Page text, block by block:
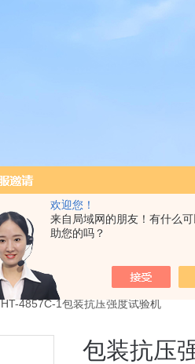
欢迎您！
来自局域网的朋友！有什么
助您的吗？
机,针焰试验机,恒温恒湿试验机,UV紫外线老化试验机,DSC
4857C-1包装抗压强度试验机
包装抗压